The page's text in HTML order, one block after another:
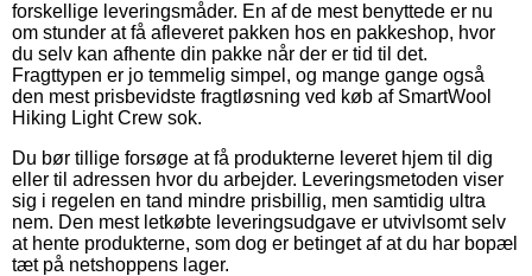
forskellige leveringsmåder. En af de mest benyttede er nu
om stunder at få afleveret pakken hos en pakkeshop, hvor
du selv kan afhente din pakke når der er tid til det.
Fragttypen er jo temmelig simpel, og mange gange også
den mest prisbevidste fragtløsning ved køb af SmartWool
Hiking Light Crew sok.
Du bør tillige forsøge at få produkterne leveret hjem til dig
eller til adressen hvor du arbejder. Leveringsmetoden viser
sig i regelen en tand mindre prisbillig, men samtidig ultra
nem. Den mest letkøbte leveringsudgave er utvivlsomt selv
at hente produkterne, som dog er betinget af at du har bopæl
tæt på netshoppens lager.